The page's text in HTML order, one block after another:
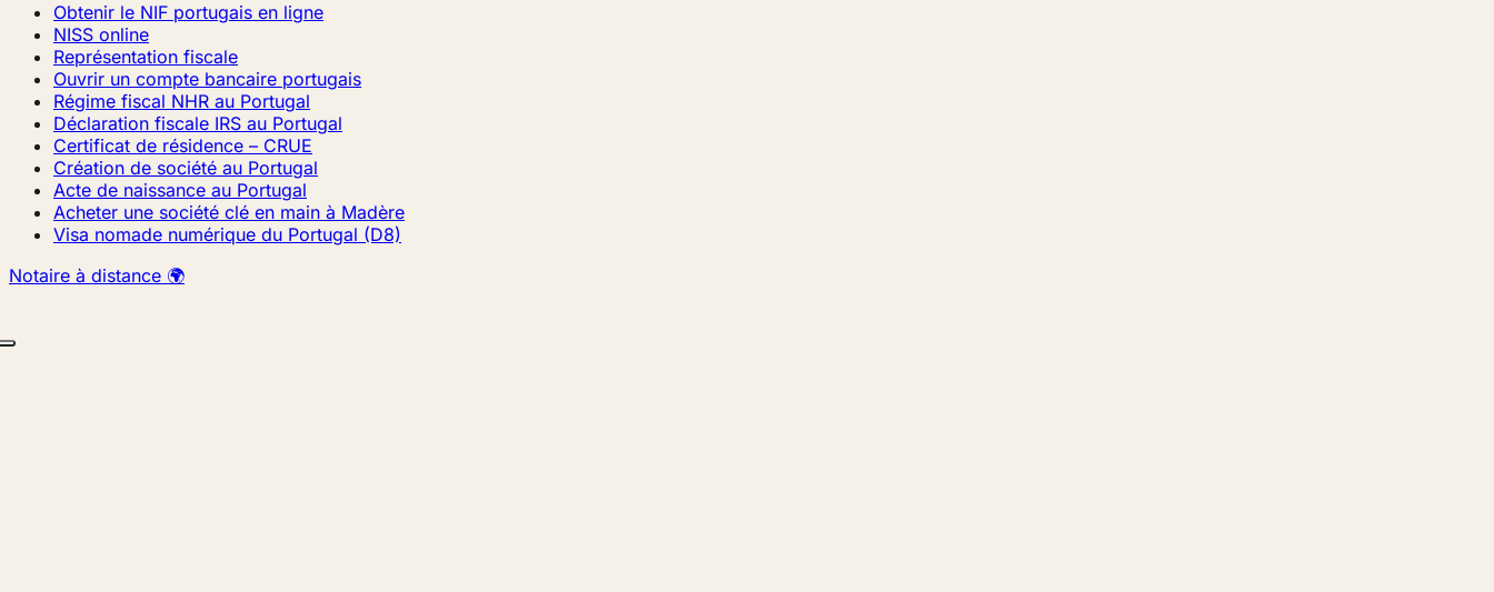
Obtenir le NIF portugais en ligne
NISS online
Représentation fiscale
Ouvrir un compte bancaire portugais
Régime fiscal NHR au Portugal
Déclaration fiscale IRS au Portugal
Certificat de résidence – CRUE
Création de société au Portugal
Acte de naissance au Portugal
Acheter une société clé en main à Madère
Visa nomade numérique du Portugal (D8)
Notaire à distance 🌍